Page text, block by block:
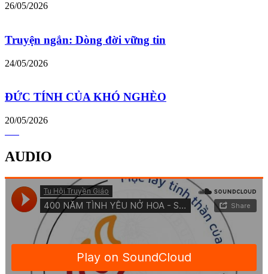
26/05/2026
Truyện ngắn: Dòng đời vững tin
24/05/2026
ĐỨC TÍNH CỦA KHÓ NGHÈO
20/05/2026
AUDIO